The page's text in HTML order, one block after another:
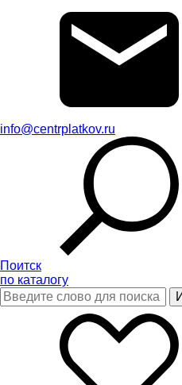
info@centrplatkov.ru
Поитск
по каталогу